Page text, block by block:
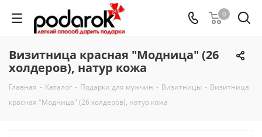
0
Визитница красная "Модница" (26
холдеров), натур кожа
Главная - Каталог - Подарки для мужчин - Визитницы - Визитница
красная "Модница" (26 холдеров), натур кожа